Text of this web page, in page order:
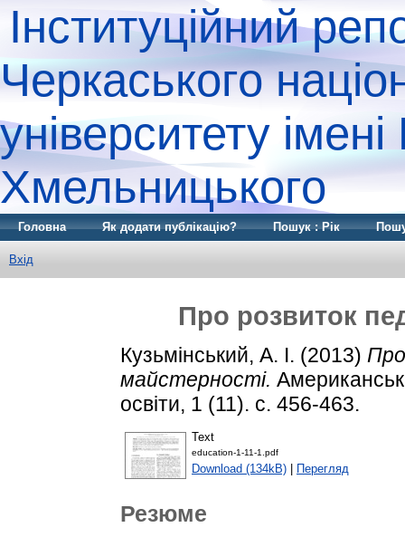
Інституційний
Черкаського
університету
Хмельницького
Головна Як додати публікацію? Пошук : Рік
Вхід
Про розвиток
Кузьмінський, А. І. (2013)
майстерності.
освіти, 1 (11). с. 456-463.
Text
education-1-11-1.pdf
Download (134kB) Перегляд
Резюме